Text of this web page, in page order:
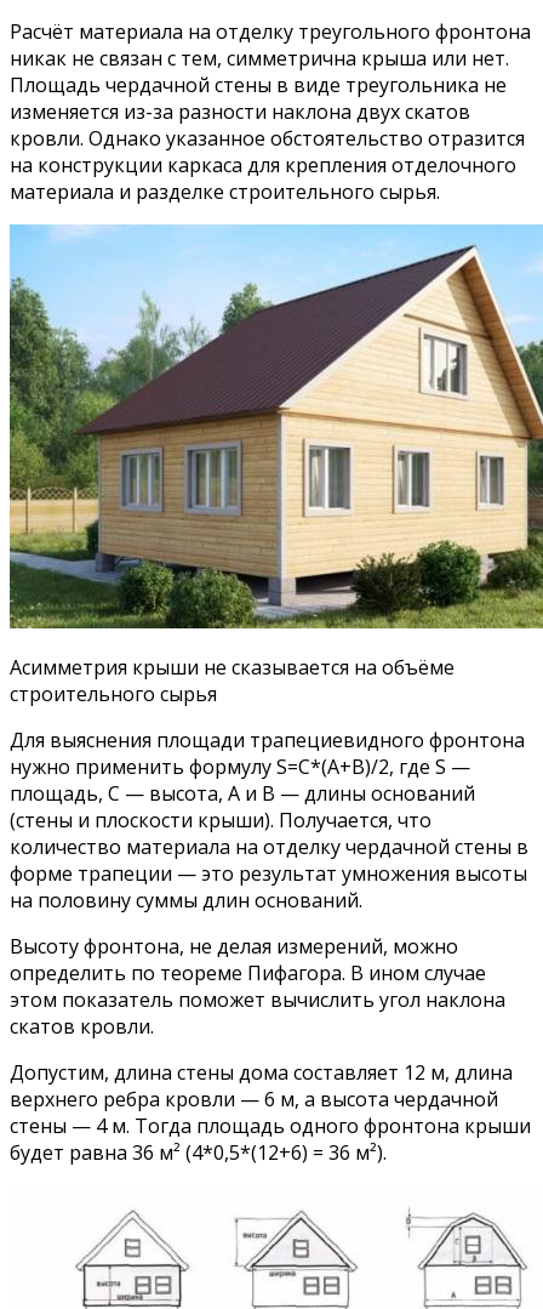
Расчёт материала на отделку треугольного фронтона
никак не связан с тем, симметрична крыша или нет.
Площадь чердачной стены в виде треугольника не
изменяется из-за разности наклона двух скатов
кровли. Однако указанное обстоятельство отразится
на конструкции каркаса для крепления отделочного
материала и разделке строительного сырья.
Асимметрия крыши не сказывается на объёме
строительного сырья
Для выяснения площади трапециевидного фронтона
нужно применить формулу S=C*(A+B)/2, где S —
площадь, C — высота, A и B — длины оснований
(стены и плоскости крыши). Получается, что
количество материала на отделку чердачной стены в
форме трапеции — это результат умножения высоты
на половину суммы длин оснований.
Высоту фронтона, не делая измерений, можно
определить по теореме Пифагора. В ином случае
этом показатель поможет вычислить угол наклона
скатов кровли.
Допустим, длина стены дома составляет 12 м, длина
верхнего ребра кровли — 6 м, а высота чердачной
стены — 4 м. Тогда площадь одного фронтона крыши
будет равна 36 м² (4*0,5*(12+6) = 36 м²).